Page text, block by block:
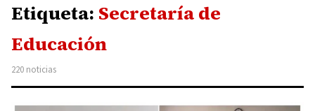
Etiqueta: Secretaría de
Educación
220 noticias